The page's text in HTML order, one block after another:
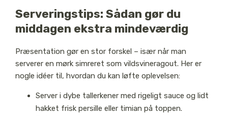
Serveringstips: Sådan gør du
middagen ekstra mindeværdig
Præsentation gør en stor forskel – især når man
serverer en mørk simreret som vildsvineragout. Her er
nogle idéer til, hvordan du kan løfte oplevelsen:
Server i dybe tallerkener med rigeligt sauce og lidt
hakket frisk persille eller timian på toppen.